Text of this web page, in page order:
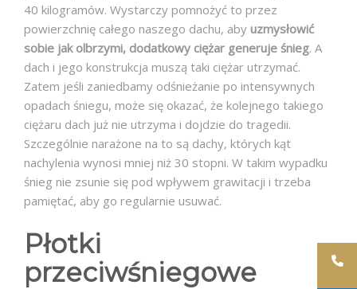
40 kilogramów. Wystarczy pomnożyć to przez
powierzchnię całego naszego dachu, aby uzmysłowić
sobie jak olbrzymi, dodatkowy ciężar generuje śnieg. A
dach i jego konstrukcja muszą taki ciężar utrzymać.
Zatem jeśli zaniedbamy odśnieżanie po intensywnych
opadach śniegu, może się okazać, że kolejnego takiego
ciężaru dach już nie utrzyma i dojdzie do tragedii.
Szczególnie narażone na to są dachy, których kąt
nachylenia wynosi mniej niż 30 stopni. W takim wypadku
śnieg nie zsunie się pod wpływem grawitacji i trzeba
pamiętać, aby go regularnie usuwać.
Płotki
przeciwśniegowe